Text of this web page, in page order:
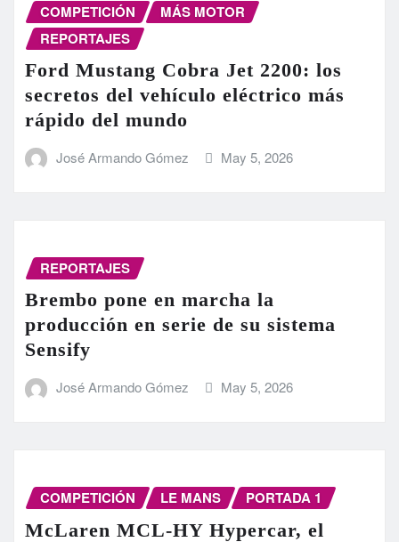
COMPETICIÓN
MÁS MOTOR
REPORTAJES
Ford Mustang Cobra Jet 2200: los
secretos del vehículo eléctrico más
rápido del mundo
José Armando Gómez May 5, 2026
REPORTAJES
Brembo pone en marcha la
producción en serie de su sistema
Sensify
José Armando Gómez May 5, 2026
COMPETICIÓN LE MANS PORTADA 1
McLaren MCL-HY Hypercar, el